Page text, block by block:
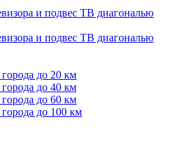
и подвес ТВ диагональю
и подвес ТВ диагональю
до 20 км
до 40 км
до 60 км
до 100 км